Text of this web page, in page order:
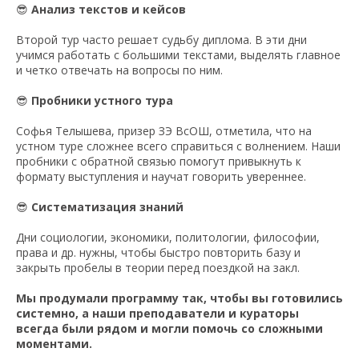
😎 Анализ текстов и кейсов
Второй тур часто решает судьбу диплома. В эти дни
учимся работать с большими текстами, выделять главное
и четко отвечать на вопросы по ним.
😎 Пробники устного тура
Софья Телышева, призер ЗЭ ВсОШ, отметила, что на
устном туре сложнее всего справиться с волнением. Наши
пробники с обратной связью помогут привыкнуть к
формату выступления и научат говорить увереннее.
😎 Систематизация знаний
Дни социологии, экономики, политологии, философии,
права и др. нужны, чтобы быстро повторить базу и
закрыть пробелы в теории перед поездкой на закл.
Мы продумали программу так, чтобы вы готовились
системно, а наши преподаватели и кураторы
всегда были рядом и могли помочь со сложными
моментами.